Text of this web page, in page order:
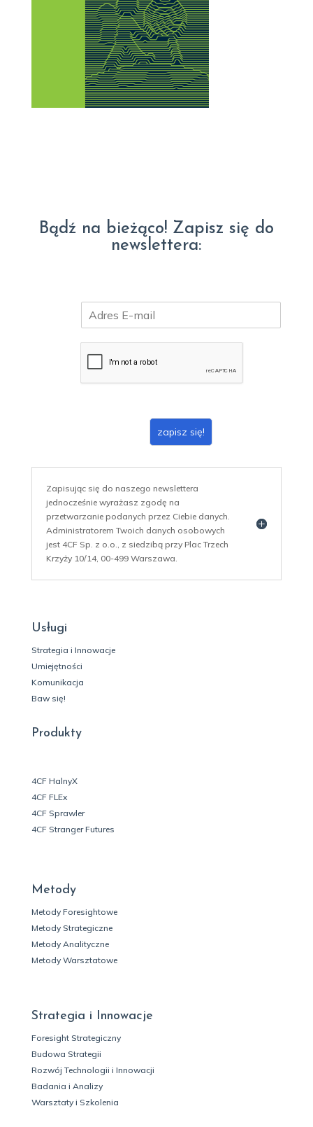
Bądź na bieżąco! Zapisz się do
newslettera:
m
zapisz się!
Zapisując się do naszego newslettera
jednocześnie wyrażasz zgodę na
przetwarzanie podanych przez Ciebie danych.
Administratorem Twoich danych osobowych
jest 4CF Sp. z o.o., z siedzibą przy Plac Trzech
Krzyży 10/14, 00-499 Warszawa.
Usługi
Strategia i Innowacje
Umiejętności
Komunikacja
Baw się!
Produkty
4CF HalnyX
4CF FLEx
4CF Sprawler
4CF Stranger Futures
Metody
Metody Foresightowe
Metody Strategiczne
Metody Analityczne
Metody Warsztatowe
Strategia i Innowacje
Foresight Strategiczny
Budowa Strategii
Rozwój Technologii i Innowacji
Badania i Analizy
Warsztaty i Szkolenia